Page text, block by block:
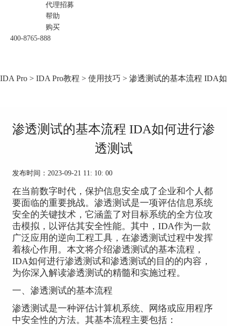
代理招募
帮助
购买
400-8765-888
IDA Pro > IDA Pro教程 > 使用技巧 > 渗透测试的基本流程 IDA
渗透测试的基本流程 IDA如何进行渗
透测试
发布时间：2023-09-21 11: 10: 00
在当前数字时代，保护信息安全成了企业和个人都
要面临的重要挑战。渗透测试是一项评估信息系统
安全的关键技术，它涵盖了对目标系统的全方位攻
击模拟，以评估其安全性能。其中，IDA作为一款
广泛应用的逆向工程工具，在渗透测试过程中发挥
着核心作用。本文将介绍渗透测试的基本流程，
IDA如何进行渗透测试和渗透测试的目的的内容，
为你深入解读渗透测试的精髓和实施过程。
一、渗透测试的基本流程
渗透测试是一种评估计算机系统、网络或应用程序
中安全性的方法。其基本流程主要包括：